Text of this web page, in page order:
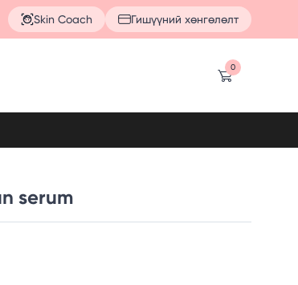
Skin Coach Гишүүний хөнгөлөлт
0
serum